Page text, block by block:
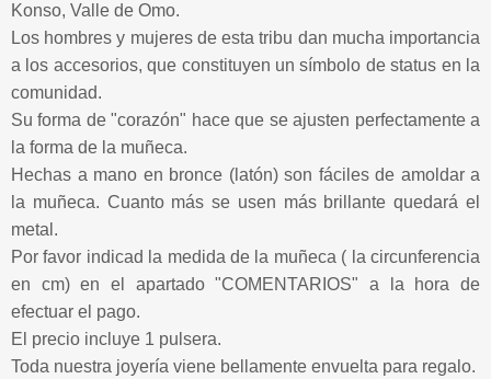
Konso, Valle de Omo.
Los hombres y mujeres de esta tribu dan mucha importancia
a los accesorios, que constituyen un símbolo de status en la
comunidad.
Su forma de "corazón" hace que se ajusten perfectamente a
la forma de la muñeca.
Hechas a mano en bronce (latón) son fáciles de amoldar a
la muñeca. Cuanto más se usen más brillante quedará el
metal.
Por favor indicad la medida de la muñeca ( la circunferencia
en cm) en el apartado "COMENTARIOS" a la hora de
efectuar el pago.
El precio incluye 1 pulsera.
Toda nuestra joyería viene bellamente envuelta para regalo.